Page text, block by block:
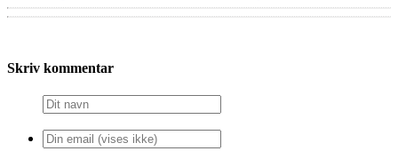
Skriv kommentar